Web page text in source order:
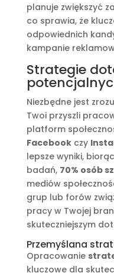
planuje zwiększyć
co sprawia, że
odpowiednich
kampanie
Strategie
Niezbędne jest
Twoi przyszli
platform
Facebookczy
lepsze wyniki,
badań, 70% osób
mediów
grup lub forów
pracy w Twojej
skuteczniejszym
Przemyślana
Opracowanie
kluczowe dla